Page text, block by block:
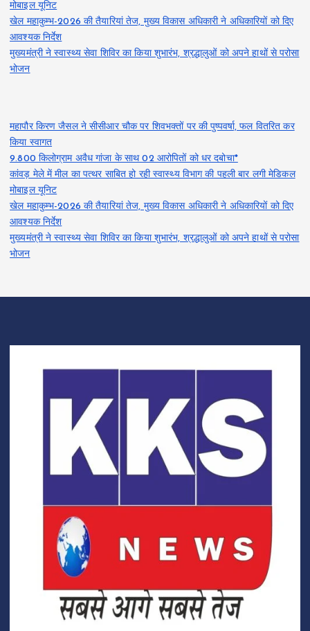
मोबाइल यूनिट
खेल महाकुम्भ-2026 की तैयारियां तेज, मुख्य विकास अधिकारी ने अधिकारियों को दिए
आवश्यक निर्देश
मुख्यमंत्री ने स्वास्थ्य सेवा शिविर का किया शुभारंभ, श्रद्धालुओं को अपने हाथों से परोसा
भोजन
महापौर किरण जैसल ने सीसीआर चौक पर शिवभक्तों पर की पुष्पवर्षा, फल वितरित कर
किया स्वागत
9.800 किलोग्राम अवैध गांजा के साथ 02 आरोपितों को धर दबोचा*
कांवड़ मेले में मील का पत्थर साबित हो रही स्वास्थ्य विभाग की पहली बार लगी मेडिकल
मोबाइल यूनिट
खेल महाकुम्भ-2026 की तैयारियां तेज, मुख्य विकास अधिकारी ने अधिकारियों को दिए
आवश्यक निर्देश
मुख्यमंत्री ने स्वास्थ्य सेवा शिविर का किया शुभारंभ, श्रद्धालुओं को अपने हाथों से परोसा
भोजन